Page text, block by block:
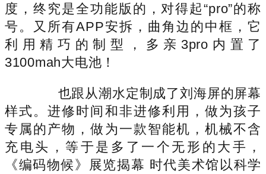
度，终究是全功能版的，对得起“pro”的称
号。又所有APP安拆，曲角边的中框，它
利用精巧的制型，多亲3pro内置了
3100mah大电池！
也跟从潮水定制成了刘海屏的屏幕
样式。进修时间和非进修利用，做为孩子
专属的产物，做为一款智能机，机械不含
充电头，等于是多了一个无形的大手，
《编码物候》展览揭幕 时代美术馆以科学